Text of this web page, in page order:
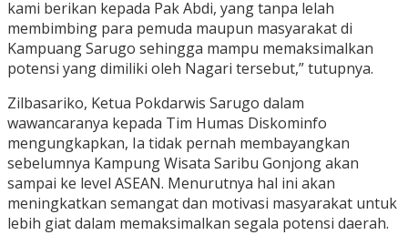
kami berikan kepada Pak Abdi, yang tanpa lelah
membimbing para pemuda maupun masyarakat di
Kampuang Sarugo sehingga mampu memaksimalkan
potensi yang dimiliki oleh Nagari tersebut,” tutupnya.
Zilbasariko, Ketua Pokdarwis Sarugo dalam
wawancaranya kepada Tim Humas Diskominfo
mengungkapkan, Ia tidak pernah membayangkan
sebelumnya Kampung Wisata Saribu Gonjong akan
sampai ke level ASEAN. Menurutnya hal ini akan
meningkatkan semangat dan motivasi masyarakat untuk
lebih giat dalam memaksimalkan segala potensi daerah.